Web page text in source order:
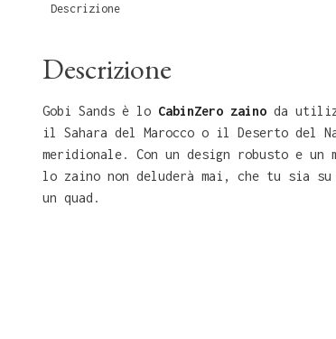
Descrizione
Descrizione
Gobi Sands è lo CabinZero zaino da
il Sahara del Marocco o il Deserto del
meridionale. Con un design robusto e
lo zaino non deluderà mai, che tu sia su
un quad.